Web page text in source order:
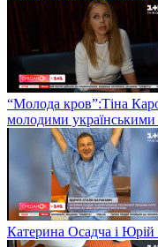
“Молода кров”:Тіна
молодими
Катерина Осадча і Юрій